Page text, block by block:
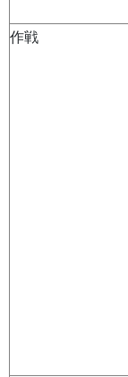
作戦